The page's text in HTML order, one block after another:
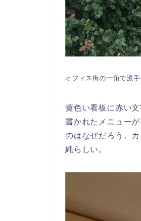
オフィス街の一角で派
黄色い看板に赤い
書かれたメニュー
のはなぜだろう。
縄らしい。